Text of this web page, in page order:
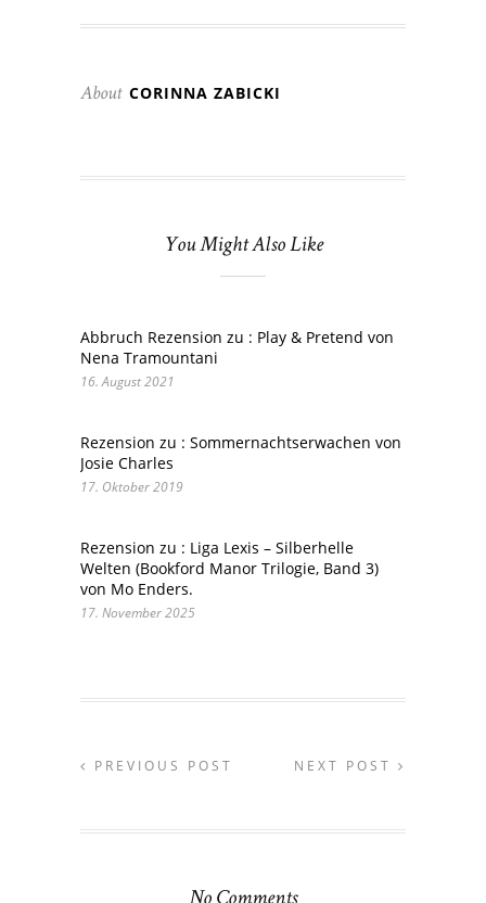
About CORINNA ZABICKI
You Might Also Like
Abbruch Rezension zu : Play & Pretend von
Nena Tramountani
16. August 2021
Rezension zu : Sommernachtserwachen von
Josie Charles
17. Oktober 2019
Rezension zu : Liga Lexis – Silberhelle
Welten (Bookford Manor Trilogie, Band 3)
von Mo Enders.
17. November 2025
PREVIOUS POST NEXT POST